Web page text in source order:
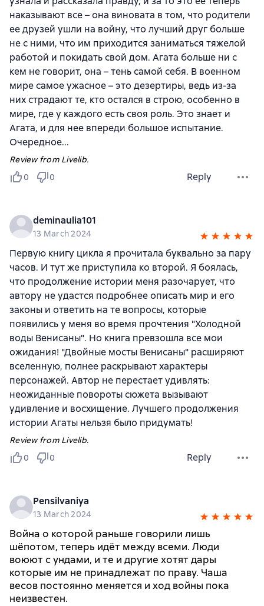
наказывают все – она виновата в том, что родители
ее друзей ушли на войну, что лучший друг больше
не с ними, что им приходится заниматься тяжелой
работой и покидать свой дом. Агата больше ни с
кем не говорит, она – тень самой себя. В военном
мире самое ужасное – это дезертиры, ведь из-за
них страдают те, кто остался в строю, особенно в
мире, где у каждого есть своя роль. Это знает и
Агата, и для нее впереди большое испытание.
Очередное...
Review from Livelib.
0
0 Reply
deminaulia101
13 March 2024
Первую книгу цикла я прочитала буквально за пару
часов. И тут же приступила ко второй. Я боялась,
что продолжение истории меня разочарует, что
автору не удастся подробнее описать мир и его
законы и ответить на те вопросы, которые
появились у меня во время прочтения "Холодной
воды Венисаны". Но книга превзошла все мои
ожидания! "Двойные мосты Венисаны" расширяют
вселенную, полнее раскрывают характеры
персонажей. Автор не перестает удивлять:
неожиданные повороты сюжета вызывают
удивление и восхищение. Лучшего продолжения
истории Агаты нельзя было придумать!
Review from Livelib.
0
0 Reply
Pensilvaniya
13 March 2024
Война о которой раньше говорили лишь
шёпотом, теперь идёт между всеми. Люди
воюют с ундами, и те и другие хотят дары
которые им не принадлежат по праву. Чаша
весов постоянно меняется и ход войны пока
неизвестен.